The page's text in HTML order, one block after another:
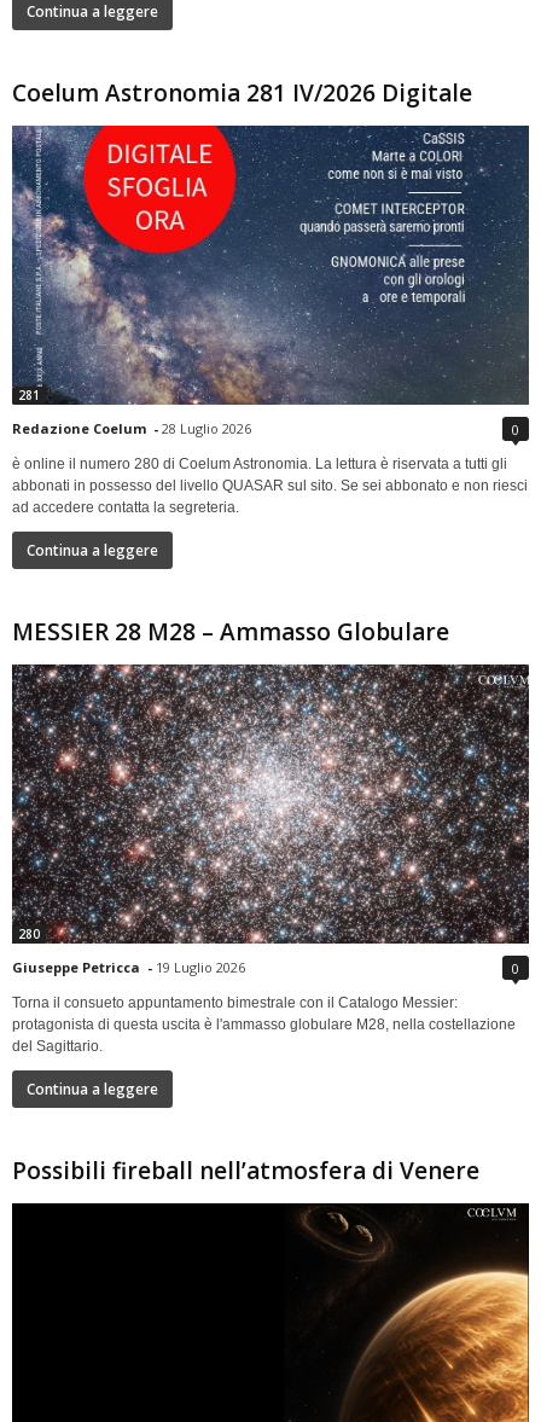
Continua a leggere
Coelum Astronomia 281 IV/2026 Digitale
281
Redazione Coelum - 28 Luglio 2026 0
è online il numero 280 di Coelum Astronomia. La lettura è riservata a tutti gli
abbonati in possesso del livello QUASAR sul sito. Se sei abbonato e non riesci
ad accedere contatta la segreteria.
Continua a leggere
MESSIER 28 M28 – Ammasso Globulare
280
Giuseppe Petricca - 19 Luglio 2026 0
Torna il consueto appuntamento bimestrale con il Catalogo Messier:
protagonista di questa uscita è l'ammasso globulare M28, nella costellazione
del Sagittario.
Continua a leggere
Possibili fireball nell’atmosfera di Venere